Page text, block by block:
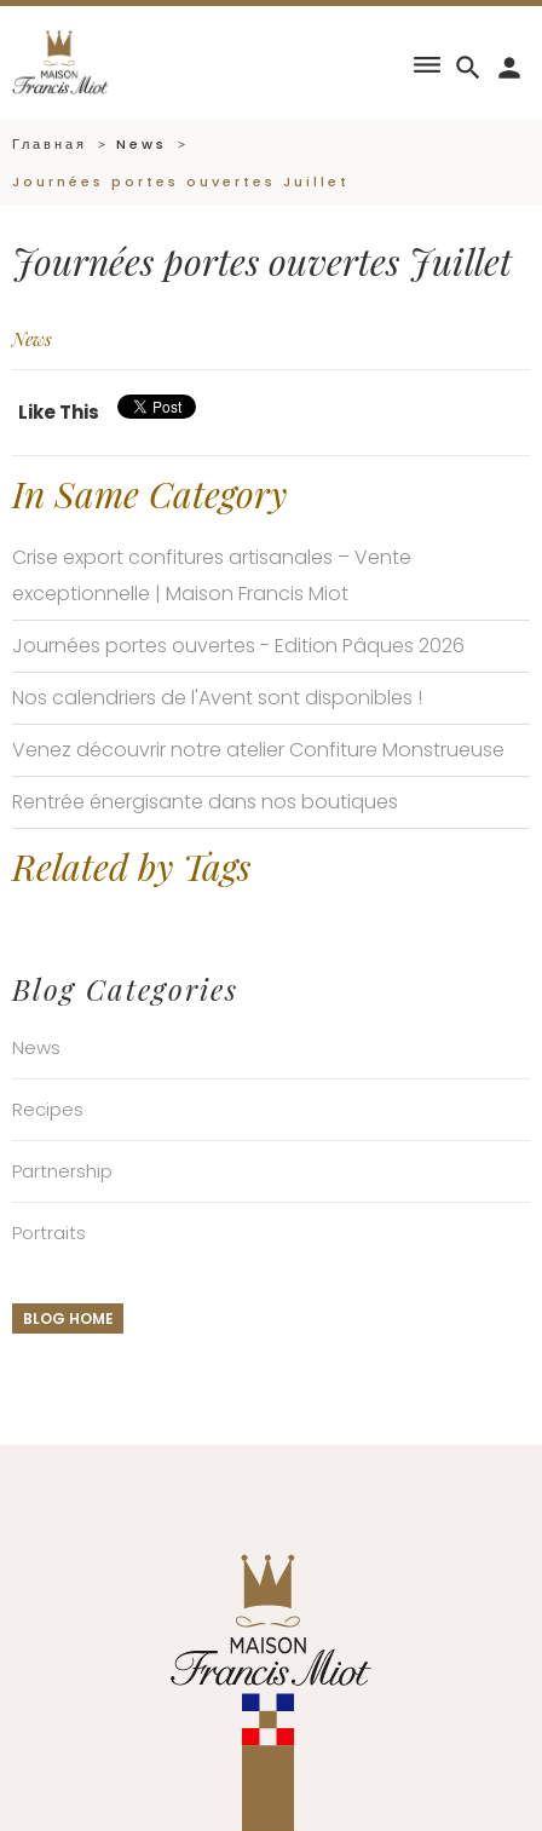
search
dehaze person
Главная
News
Journées portes ouvertes Juillet
Journées portes ouvertes Juillet
News
Like This
In Same Category
Crise export confitures artisanales – Vente
exceptionnelle | Maison Francis Miot
Journées portes ouvertes - Edition Pâques 2026
Nos calendriers de l'Avent sont disponibles !
Venez découvrir notre atelier Confiture Monstrueuse
Rentrée énergisante dans nos boutiques
Related by Tags
Blog Categories
News
Recipes
Partnership
Portraits
BLOG HOME